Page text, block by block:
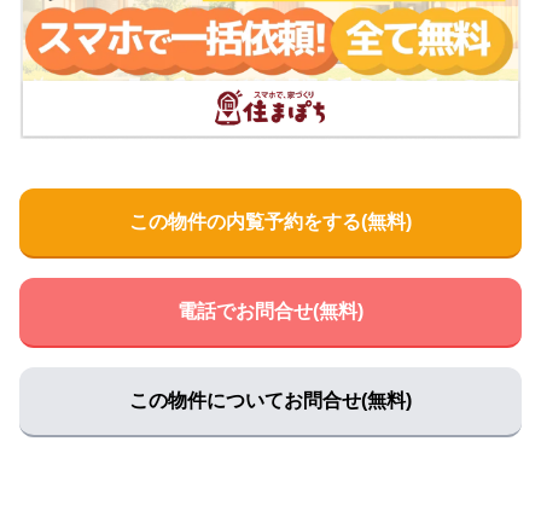
沢村誠四郎医院
住所:兵庫県丹波市氷上町横田３３４−２ マップで見る
カドノ診療所
兵庫県丹波市氷上町上新庄５３６
ひかみシルバーホーム
兵庫県丹波市氷上町絹山５１３ マップで見る
マップで見る
海動物病院 丹波往診所
この物件の内覧予約をする(無料)
電話でお問合せ(無料)
この物件についてお問合せ(無料)